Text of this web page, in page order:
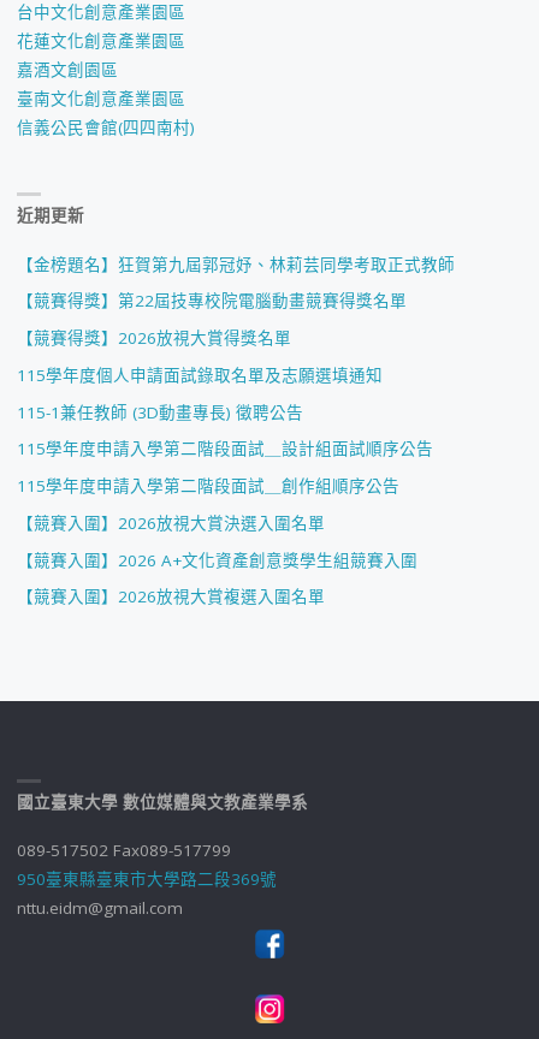
台中文化創意產業園區
花蓮文化創意產業園區
嘉酒文創園區
臺南文化創意產業園區
信義公民會館(四四南村)
近期更新
【金榜題名】狂賀第九屆郭冠妤、林莉芸同學考取正式教師
【競賽得獎】第22屆技專校院電腦動畫競賽得獎名單
【競賽得獎】2026放視大賞得獎名單
115學年度個人申請面試錄取名單及志願選填通知
115-1兼任教師 (3D動畫專長) 徵聘公告
115學年度申請入學第二階段面試＿設計組面試順序公告
115學年度申請入學第二階段面試＿創作組順序公告
【競賽入圍】2026放視大賞決選入圍名單
【競賽入圍】2026 A+文化資產創意獎學生組競賽入圍
【競賽入圍】2026放視大賞複選入圍名單
國立臺東大學 數位媒體與文教產業學系
089-517502 Fax089-517799
950臺東縣臺東市大學路二段369號
nttu.eidm@gmail.com